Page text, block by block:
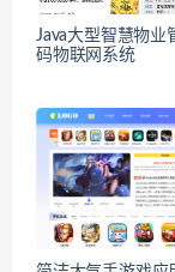
Java大型智慧物业
码物联网系统